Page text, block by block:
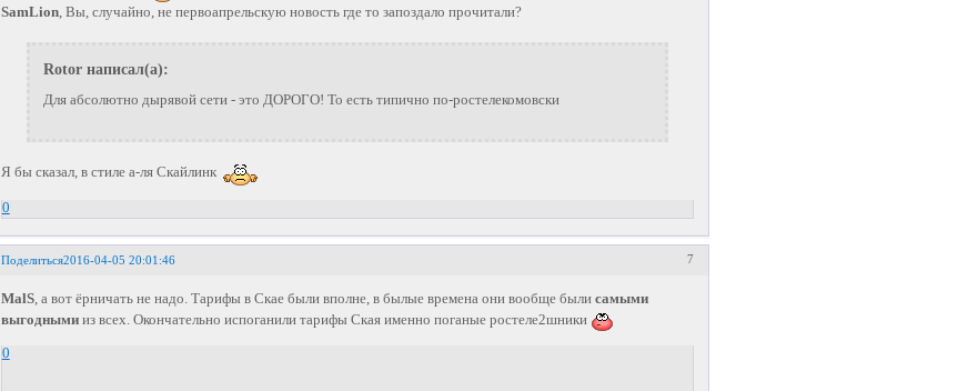
SamLion, Вы, случайно, не первоапрельскую новость где то запоздало прочитали?
Rotor написал(а):
Для абсолютно дырявой сети - это ДОРОГО! То есть типично по-ростелекомовски
Я бы сказал, в стиле а-ля Скайлинк
0
Поделиться 7
2016-04-05 20:01:46
MalS, а вот ёрничать не надо. Тарифы в Скае были вполне, в былые времена они вообще были самыми
выгоднымииз всех. Окончательно испоганили тарифы Ская именно поганые ростеле2шники
0